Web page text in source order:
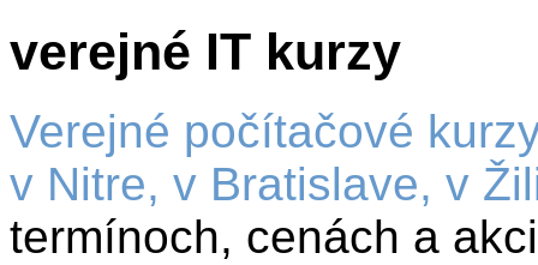
verejné IT kurzy
Verejné počítačové
v Nitre, v Bratislave, v
termínoch, cenách a